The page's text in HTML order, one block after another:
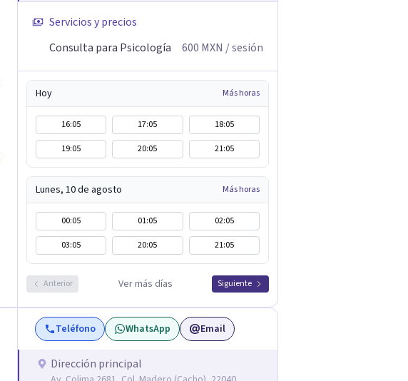
Servicios y precios
Consulta para Psicología
600 MXN / sesión
Hoy Más horas
16:05 17:05
18:05
19:05
20:05 21:05
Lunes, 10 de agosto Más horas
00:05 01:05
02:05
03:05
20:05 21:05
Anterior Ver más días Siguiente
Teléfono WhatsApp Email
Dirección principal